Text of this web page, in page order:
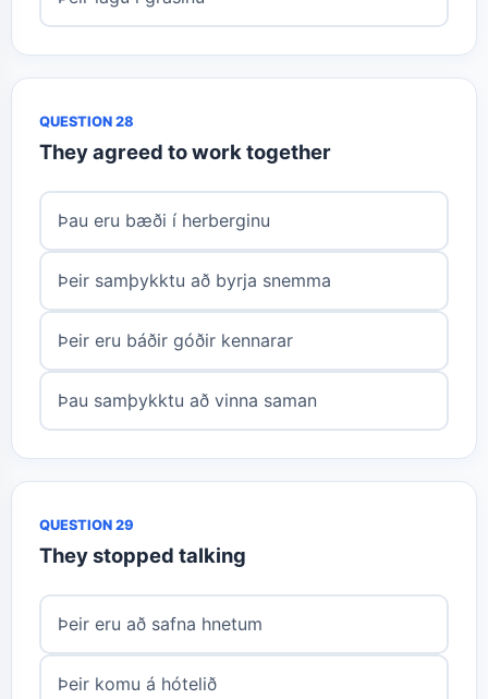
QUESTION 28
They agreed to work together
Þau eru bæði í herberginu
Þeir samþykktu að byrja snemma
Þeir eru báðir góðir kennarar
Þau samþykktu að vinna saman
QUESTION 29
They stopped talking
Þeir eru að safna hnetum
Þeir komu á hótelið